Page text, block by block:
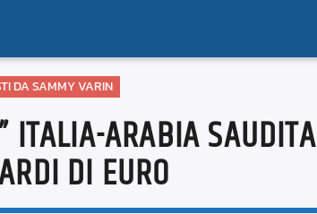
DA SAMMY VARIN
ITALIA-ARABIA SAUDITA
DI EURO